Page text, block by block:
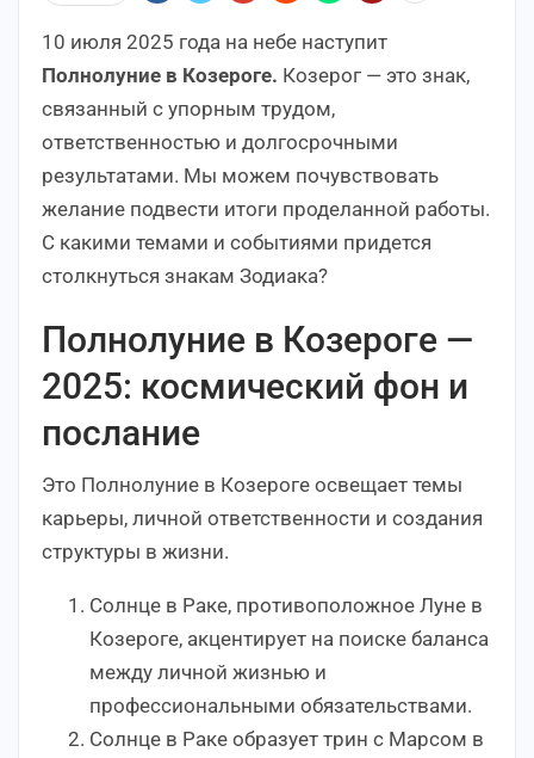
10 июля 2025 года на небе наступит
Полнолуние в Козероге. Козерог — это знак,
связанный с упорным трудом,
ответственностью и долгосрочными
результатами. Мы можем почувствовать
желание подвести итоги проделанной работы.
С какими темами и событиями придется
столкнуться знакам Зодиака?
Полнолуние в Козероге —
2025: космический фон и
послание
Это Полнолуние в Козероге освещает темы
карьеры, личной ответственности и создания
структуры в жизни.
Солнце в Раке, противоположное Луне в
Козероге, акцентирует на поиске баланса
между личной жизнью и
профессиональными обязательствами.
Солнце в Раке образует трин с Марсом в